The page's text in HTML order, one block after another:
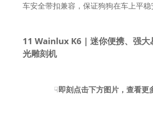
车安全带扣兼容，保证狗狗在车上平稳
11 Wainlux K6 | 迷你便携、强大
光雕刻机
☟即刻点击下方图片，查看更